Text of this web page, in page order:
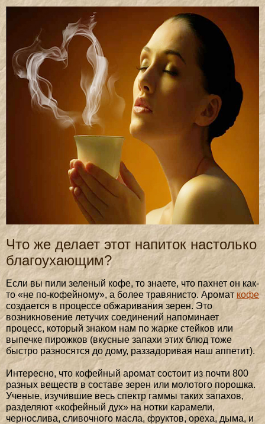
Что же делает этот напиток настолько
благоухающим?
Если вы пили зеленый кофе, то знаете, что пахнет он как-
то «не по-кофейному», а более травянисто. Аромат кофе
создается в процессе обжаривания зерен. Это
возникновение летучих соединений напоминает
процесс, который знаком нам по жарке стейков или
выпечке пирожков (вкусные запахи этих блюд тоже
быстро разносятся до дому, раззадоривая наш аппетит).
Интересно, что кофейный аромат состоит из почти 800
разных веществ в составе зерен или молотого порошка.
Ученые, изучившие весь спектр гаммы таких запахов,
разделяют «кофейный дух» на нотки карамели,
чернослива, сливочного масла, фруктов, ореха, дыма, и